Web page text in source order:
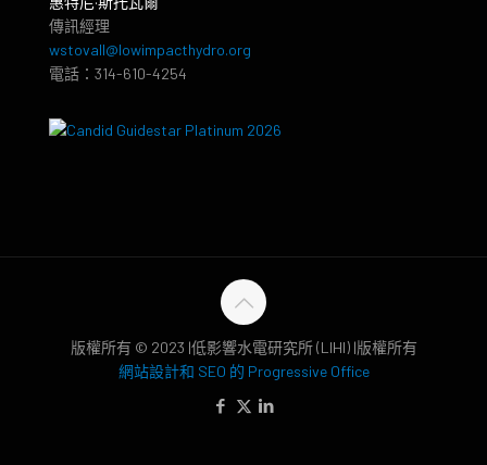
傳訊經理
wstovall@lowimpacthydro.org
電話：314-610-4254
版權所有 © 2023 |低影響水電研究所 (LIHI) |版權所有
網站設計和 SEO 的 Progressive Office